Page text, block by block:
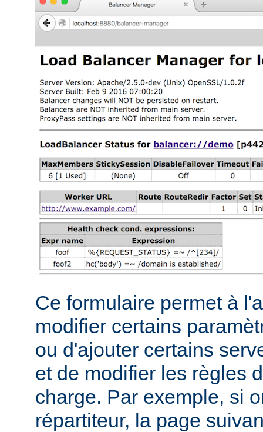
Ce formulaire permet à
modifier certains
ou d'ajouter certains
et de modifier les règles
charge. Par exemple, si
répartiteur, la page